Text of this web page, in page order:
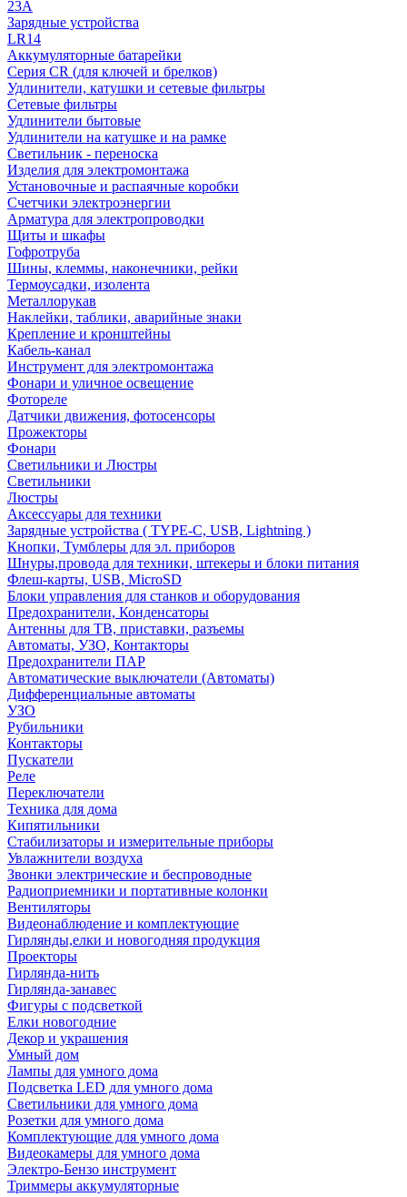
23A
Зарядные устройства
LR14
Аккумуляторные батарейки
Серия CR (для ключей и брелков)
Удлинители, катушки и сетевые фильтры
Сетевые фильтры
Удлинители бытовые
Удлинители на катушке и на рамке
Светильник - переноска
Изделия для электромонтажа
Установочные и распаячные коробки
Счетчики электроэнергии
Арматура для электропроводки
Щиты и шкафы
Гофротруба
Шины, клеммы, наконечники, рейки
Термоусадки, изолента
Металлорукав
Наклейки, таблики, аварийные знаки
Крепление и кронштейны
Кабель-канал
Инструмент для электромонтажа
Фонари и уличное освещение
Фотореле
Датчики движения, фотосенсоры
Прожекторы
Фонари
Светильники и Люстры
Светильники
Люстры
Аксессуары для техники
Зарядные устройства ( TYPE-C, USB, Lightning )
Кнопки, Тумблеры для эл. приборов
Шнуры,провода для техники, штекеры и блоки питания
Флеш-карты, USB, MicroSD
Блоки управления для станков и оборудования
Предохранители, Конденсаторы
Антенны для ТВ, приставки, разъемы
Автоматы, УЗО, Контакторы
Предохранители ПАР
Автоматические выключатели (Автоматы)
Дифференциальные автоматы
УЗО
Рубильники
Контакторы
Пускатели
Реле
Переключатели
Техника для дома
Кипятильники
Стабилизаторы и измерительные приборы
Увлажнители воздуха
Звонки электрические и беспроводные
Радиоприемники и портативные колонки
Вентиляторы
Видеонаблюдение и комплектующие
Гирлянды,елки и новогодняя продукция
Проекторы
Гирлянда-нить
Гирлянда-занавес
Фигуры с подсветкой
Елки новогодние
Декор и украшения
Умный дом
Лампы для умного дома
Подсветка LED для умного дома
Светильники для умного дома
Розетки для умного дома
Комплектующие для умного дома
Видеокамеры для умного дома
Электро-Бензо инструмент
Триммеры аккумуляторные